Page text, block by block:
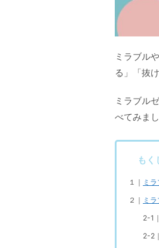
ミラブル
る」「抜
ミラブル
べてみまし
もく
１｜ ミ
２｜ ミ
2-1｜
2-2｜